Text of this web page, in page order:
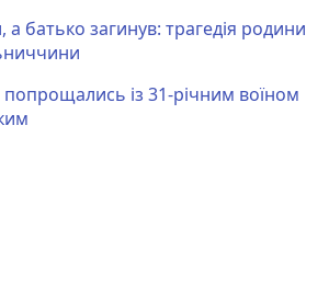
а батько загинув: трагедія родини
із 31-річним воїном